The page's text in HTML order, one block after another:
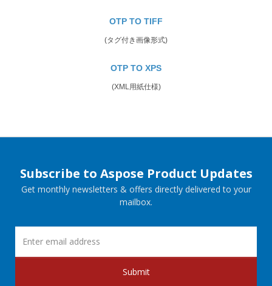
OTP TO TIFF
(タグ付き画像形式)
OTP TO XPS
(XML用紙仕様)
Subscribe to Aspose Product Updates
Get monthly newsletters & offers directly delivered to your
mailbox.
Submit